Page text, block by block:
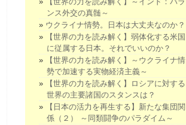
ンス外交の真髄～
ウクライナ情勢。日本は大丈夫なのか？
【世界の力を読み解く】弱体化する米国
に従属する日本。それでいいのか？
【世界の力を読み解く】～ウクライナ情
勢で加速する実物経済主義～
【世界の力を読み解く】ロシアに対する
世界の主要諸国のスタンスは？
【日本の活力を再生する】新たな集団関
係（２） ～同類闘争のパラダイム～